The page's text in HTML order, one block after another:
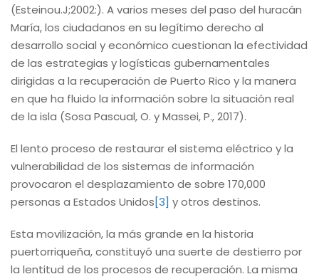
(Esteinou.J;2002:). A varios meses del paso del huracán
María, los ciudadanos en su legítimo derecho al
desarrollo social y económico cuestionan la efectividad
de las estrategias y logísticas gubernamentales
dirigidas a la recuperación de Puerto Rico y la manera
en que ha fluido la información sobre la situación real
de la isla (Sosa Pascual, O. y Massei, P., 2017).
El lento proceso de restaurar el sistema eléctrico y la
vulnerabilidad de los sistemas de información
provocaron el desplazamiento de sobre 170,000
personas a Estados Unidos[3] y otros destinos.
Esta movilización, la más grande en la historia
puertorriqueña, constituyó una suerte de destierro por
la lentitud de los procesos de recuperación. La misma